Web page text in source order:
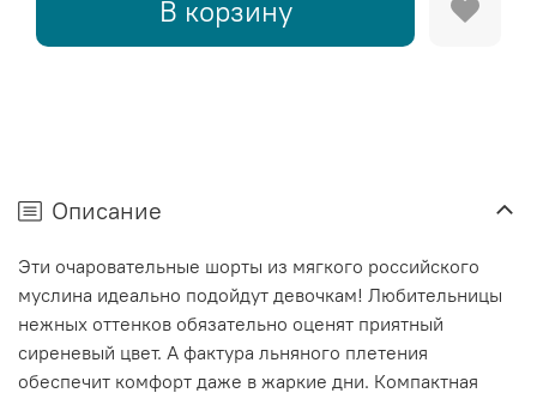
В корзину
Описание
Эти очаровательные шорты из мягкого российского
муслина идеально подойдут девочкам! Любительницы
нежных оттенков обязательно оценят приятный
сиреневый цвет. А фактура льняного плетения
обеспечит комфорт даже в жаркие дни. Компактная